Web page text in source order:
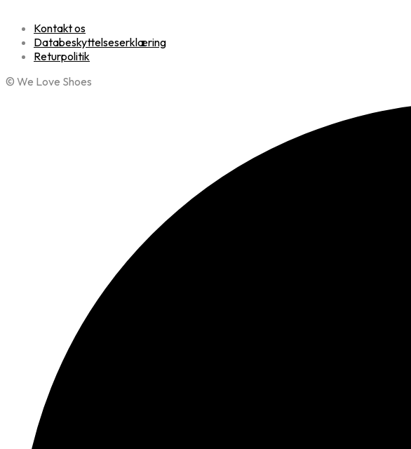
Kontakt os
Databeskyttelseserklæring
Returpolitik
© We Love Shoes